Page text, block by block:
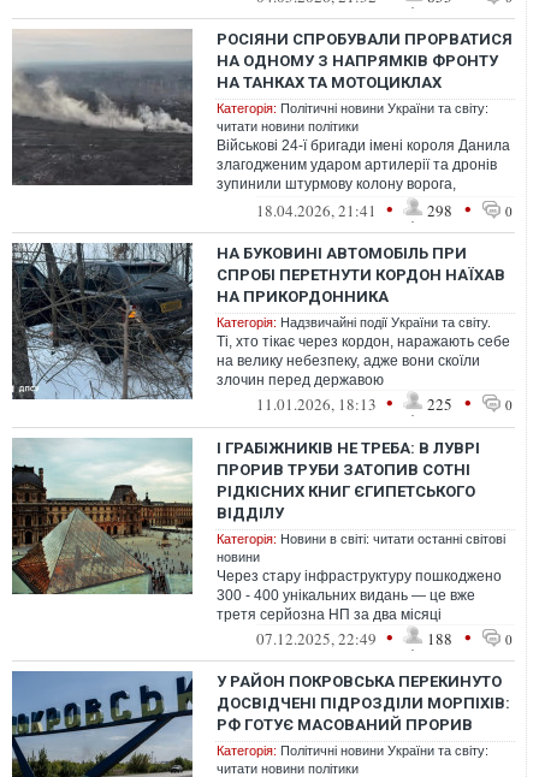
РОСІЯНИ СПРОБУВАЛИ ПРОРВАТИСЯ
НА ОДНОМУ З НАПРЯМКІВ ФРОНТУ
НА ТАНКАХ ТА МОТОЦИКЛАХ
Категорія: Політичні новини України та світу:
читати новини політики
Військові 24-ї бригади імені короля Данила
злагодженим ударом артилерії та дронів
зупинили штурмову колону ворога,
знищивши бронетехніку та мотоциклет...
18.04.2026, 21:41 • 298 • 0
НА БУКОВИНІ АВТОМОБІЛЬ ПРИ
СПРОБІ ПЕРЕТНУТИ КОРДОН НАЇХАВ
НА ПРИКОРДОННИКА
Категорія: Надзвичайні події України та світу.
Ті, хто тікає через кордон, наражають себе
на велику небезпеку, адже вони скоїли
злочин перед державою
11.01.2026, 18:13 • 225 • 0
І ГРАБІЖНИКІВ НЕ ТРЕБА: В ЛУВРІ
ПРОРИВ ТРУБИ ЗАТОПИВ СОТНІ
РІДКІСНИХ КНИГ ЄГИПЕТСЬКОГО
ВІДДІЛУ
Категорія: Новини в світі: читати останні світові
новини
Через стару інфраструктуру пошкоджено
300 - 400 унікальних видань — це вже
третя серйозна НП за два місяці
07.12.2025, 22:49 • 188 • 0
У РАЙОН ПОКРОВСЬКА ПЕРЕКИНУТО
ДОСВІДЧЕНІ ПІДРОЗДІЛИ МОРПІХІВ:
РФ ГОТУЄ МАСОВАНИЙ ПРОРИВ
Категорія: Політичні новини України та світу:
читати новини політики